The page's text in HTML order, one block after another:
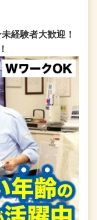
経験者大歓迎！